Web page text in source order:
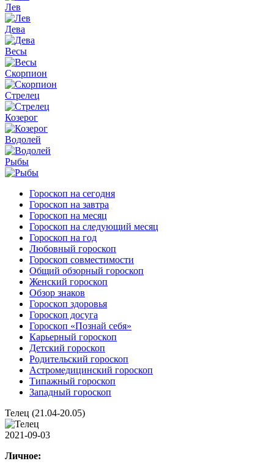
Лев
Дева
Весы
Скорпион
Стрелец
Козерог
Водолей
Рыбы
Гороскоп на сегодня
Гороскоп на завтра
Гороскоп на месяц
Гороскоп на следующий месяц
Гороскоп на год
Любовный гороскоп
Гороскоп совместимости
Общий обзорный гороскоп
Женский гороскоп
Обзор знаков
Гороскоп здоровья
Гороскоп досуга
Гороскоп «Познай себя»
Карьерный гороскоп
Детский гороскоп
Родительский гороскоп
Астромедицинский гороскоп
Типажный гороскоп
Западный гороскоп
Телец (21.04-20.05)
2021-09-03
Личное: